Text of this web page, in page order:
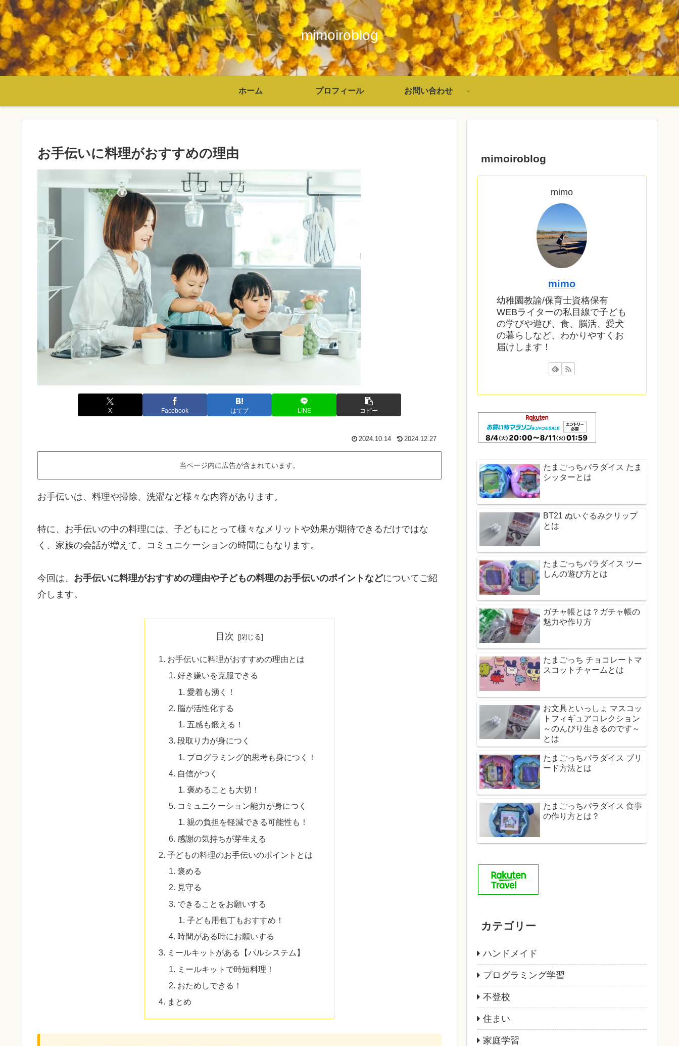
mimoiroblog
ホーム プロフィール お問い合わせ
お手伝いに料理がおすすめの理由
X Facebook はてブ LINE コピー
2024.10.14 2024.12.27
当ページ内に広告が含まれています。
お手伝いは、料理や掃除、洗濯など様々な内容があります。
特に、お手伝いの中の料理には、子どもにとって様々なメリットや効果が期待できるだけではな
く、家族の会話が増えて、コミュニケーションの時間にもなります。
今回は、 お手伝いに料理がおすすめの理由や子どもの料理のお手伝いのポイントなどについてご紹
介します。
目次
お手伝いに料理がおすすめの理由とは
好き嫌いを克服できる
愛着も湧く！
脳が活性化する
五感も鍛える！
段取り力が身につく
プログラミング的思考も身につく！
自信がつく
褒めることも大切！
コミュニケーション能力が身につく
親の負担を軽減できる可能性も！
感謝の気持ちが芽生える
子どもの料理のお手伝いのポイントとは
褒める
見守る
できることをお願いする
子ども用包丁もおすすめ！
時間がある時にお願いする
ミールキットがある【パルシステム】
ミールキットで時短料理！
おためしできる！
まとめ
mimoiroblog
mimo
mimo
幼稚園教諭/保育士資格保有
WEBライターの私目線で子ども
の学びや遊び、食、脳活、愛犬
の暮らしなど、わかりやすくお
届けします！
たまごっちパラダイス たま
シッターとは
BT21 ぬいぐるみクリップ
とは
たまごっちパラダイス ツー
しんの遊び方とは
ガチャ帳とは？ガチャ帳の
魅力や作り方
たまごっち チョコレートマ
スコットチャームとは
お文具といっしょ マスコッ
トフィギュアコレクション
～のんびり生きるのです～
とは
たまごっちパラダイス ブリ
ード方法とは
たまごっちパラダイス 食事
の作り方とは？
カテゴリー
ハンドメイド
プログラミング学習
不登校
住まい
家庭学習